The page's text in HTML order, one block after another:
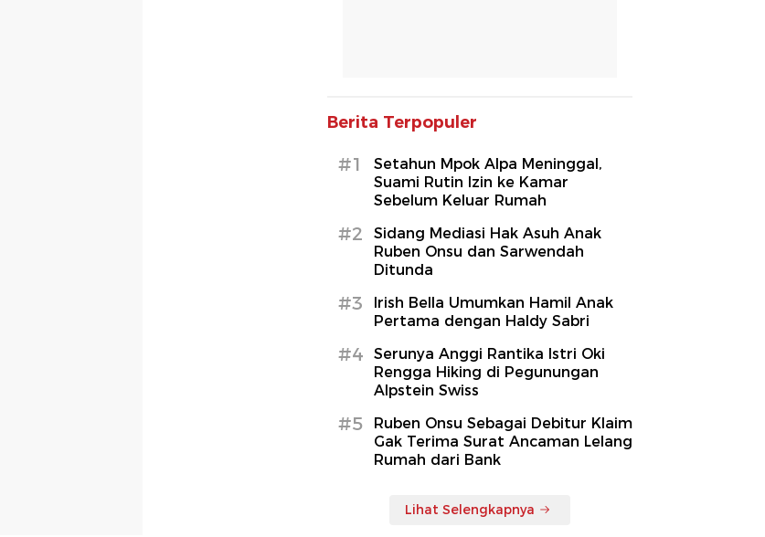
Berita Terpopuler
#1
Setahun Mpok Alpa Meninggal,
Suami Rutin Izin ke Kamar
Sebelum Keluar Rumah
#2
Sidang Mediasi Hak Asuh Anak
Ruben Onsu dan Sarwendah
Ditunda
#3
Irish Bella Umumkan Hamil Anak
Pertama dengan Haldy Sabri
#4
Serunya Anggi Rantika Istri Oki
Rengga Hiking di Pegunungan
Alpstein Swiss
#5
Ruben Onsu Sebagai Debitur Klaim
Gak Terima Surat Ancaman Lelang
Rumah dari Bank
Lihat Selengkapnya